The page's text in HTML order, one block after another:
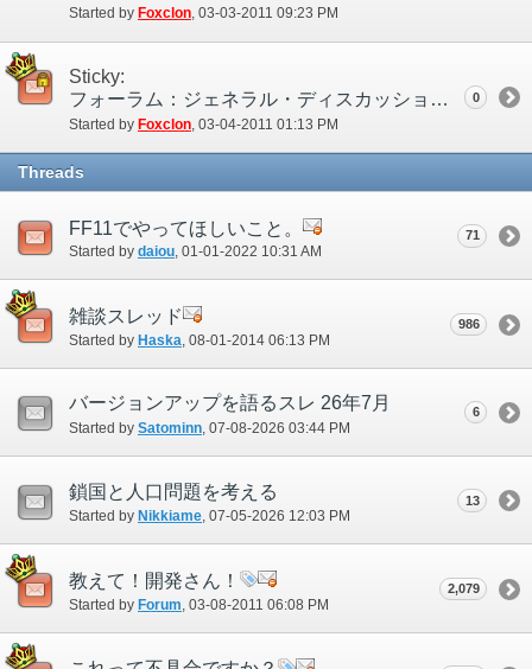
Started by Foxclon‎, 03-03-2011 09:23 PM
Sticky:
フォーラム：ジェネラル・ディスカッションについて
Started by Foxclon ‎, 03-04-2011 01:13 PM
0
Threads
FF11でやってほしいこと。
Started by daiou‎, 01-01-2022 10:31 AM
71
雑談スレッド
Started by Haska ‎, 08-01-2014 06:13 PM
986
バージョンアップを語るスレ 26年7月
Started by Satominn‎, 07-08-2026 03:44 PM
6
鎖国と人口問題を考える
Started by Nikkiame‎, 07-05-2026 12:03 PM
13
教えて！開発さん！
Started by Forum ‎, 03-08-2011 06:08 PM
2,079